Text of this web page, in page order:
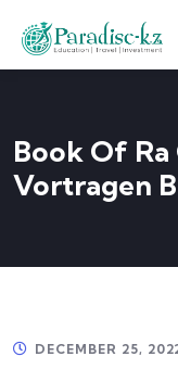
Book Of
Vortragen
DECEMBER 25,